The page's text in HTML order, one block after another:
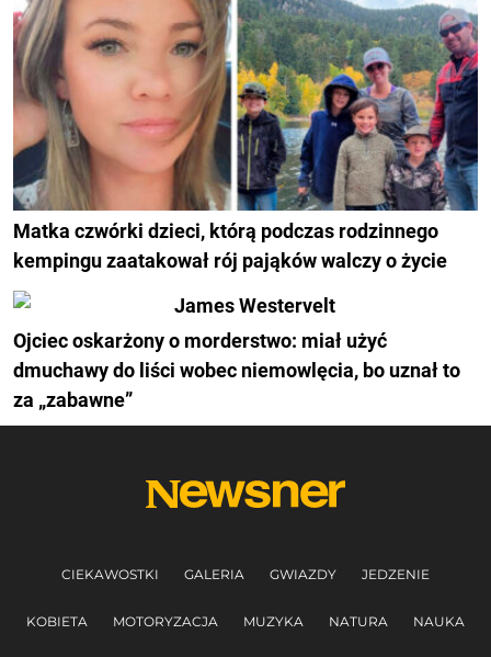
Matka czwórki dzieci, którą podczas rodzinnego
kempingu zaatakował rój pająków walczy o życie
Ojciec oskarżony o morderstwo: miał użyć
dmuchawy do liści wobec niemowlęcia, bo uznał to
za „zabawne”
CIEKAWOSTKI GALERIA GWIAZDY JEDZENIE
KOBIETA MOTORYZACJA MUZYKA NATURA NAUKA